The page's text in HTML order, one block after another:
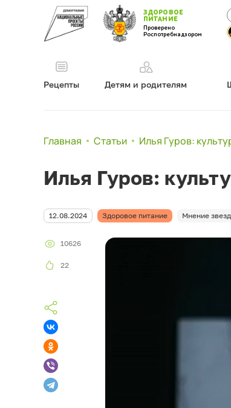
ЗДОРОВОЕ
ПИТАНИЕ
Проверено
Роспотребнадзором
Рецепты Детям и родителям
Главная Статьи Илья Гуров:
Илья Гуров:
12.08.2024 Здоровое питание Мнение звезд
10626
22